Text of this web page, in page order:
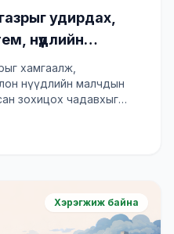
удирдах,
нүүдлийн
чадавхыг
хамгаалж,
нүүдлийн малчдын
зохицох чадавхыг
Хэрэгжиж байна